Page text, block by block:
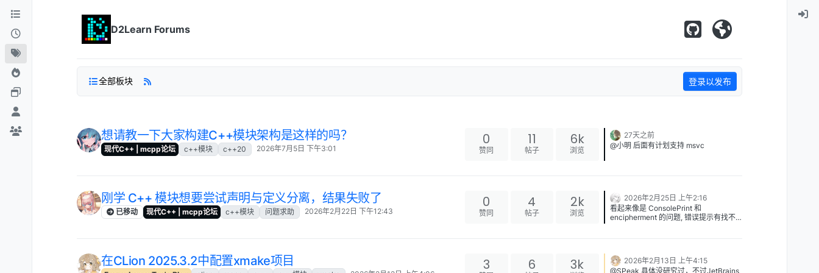
跳转至内容
D2Learn Forums
全部板块 登录以发布
想请教一下大家构建C++模块架构是这样的吗？
现代C++ | mcpp论坛 c++模块 c++20 2026年7月5日 下午3:01
0
赞同
11
帖子
6k
浏览
27天之前
@小明 后面有计划支持 msvc
刚学 C++ 模块想要尝试声明与定义分离，结果失败了
已移动 现代C++ | mcpp论坛 c++模块 问题求助 2026年2月22日 下午12:43
0
赞同
4
帖子
2k
浏览
2026年2月25日 上午2:16
看起来像是 ConsolePrint 和
encipherment 的问题, 错误提示有找不
外配置, 可以先替换成 std::println 试试?
在CLion 2025.3.2中配置xmake项目 3 6 3k
2026年2月13日 上午4:15
@SPeak 具体没研究过，不过JetBrains